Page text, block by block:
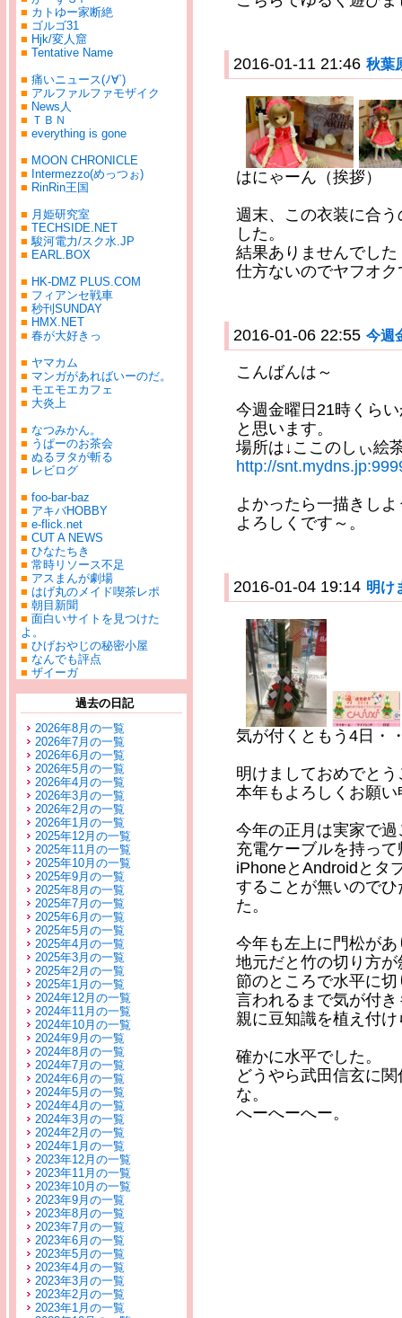
■ カトゆー家断絶
■ ゴルゴ31
■ Hjk/変人窟
■ Tentative Name
■ 痛いニュース(ﾉ∀`)
■ アルファルファモザイク
■ News人
■ ＴＢＮ
■ everything is gone
■ MOON CHRONICLE
■ Intermezzo(めっつぉ)
■ RinRin王国
■ 月姫研究室
■ TECHSIDE.NET
■駿河電力/スク水.JP
■ EARL.BOX
■ HK-DMZ PLUS.COM
■ フィアンセ戦車
■ 秒刊SUNDAY
■ HMX.NET
■ 春が大好きっ
■ ヤマカム
■ マンガがあればいーのだ。
■ モエモエカフェ
■ 大炎上
■ なつみかん。
■ うぱーのお茶会
■ ぬるヲタが斬る
■ レビログ
■ foo-bar-baz
■ アキバHOBBY
■ e-flick.net
■ CUT A NEWS
■ ひなたちき
■ 常時リソース不足
■ アスまんが劇場
■ はげ丸のメイド喫茶レポ
■ 朝目新聞
■ 面白いサイトを見つけた
よ。
■ ひげおやじの秘密小屋
■ なんでも評点
■ ザイーガ
過去の日記
2026年8月の一覧
2026年7月の一覧
2026年6月の一覧
2026年5月の一覧
2026年4月の一覧
2026年3月の一覧
2026年2月の一覧
2026年1月の一覧
2025年12月の一覧
2025年11月の一覧
2025年10月の一覧
2025年9月の一覧
2025年8月の一覧
2025年7月の一覧
2025年6月の一覧
2025年5月の一覧
2025年4月の一覧
2025年3月の一覧
2025年2月の一覧
2025年1月の一覧
2024年12月の一覧
2024年11月の一覧
2024年10月の一覧
2024年9月の一覧
2024年8月の一覧
2024年7月の一覧
2024年6月の一覧
2024年5月の一覧
2024年4月の一覧
2024年3月の一覧
2024年2月の一覧
2024年1月の一覧
2023年12月の一覧
2023年11月の一覧
2023年10月の一覧
2023年9月の一覧
2023年8月の一覧
2023年7月の一覧
2023年6月の一覧
2023年5月の一覧
2023年4月の一覧
2023年3月の一覧
2023年2月の一覧
2023年1月の一覧
2016-01-11 21:46 秋葉
はにゃーん（挨拶）
週末、この衣装に合
した。
結果ありませんでし
仕方ないのでヤフオ
2016-01-06 22:55 今週
こんばんは～
今週金曜日21時くら
と思います。
場所は↓ここのしぃ絵
http://
よかったら一描きし
よろしくです～。
2016-01-04 19:14 明け
気が付くともう4日・
明けましておめでと
本年もよろしくお願
今年の正月は実家で
充電ケーブルを持っ
iPhoneとAndroidとタ
することが無いので
た。
今年も左上に門松が
地元だと竹の切り方
節のところで水平に切
言われるまで気が付
親に豆知識を植え付
確かに水平でした。
どうやら武田信玄に
な。
へーへーへー。